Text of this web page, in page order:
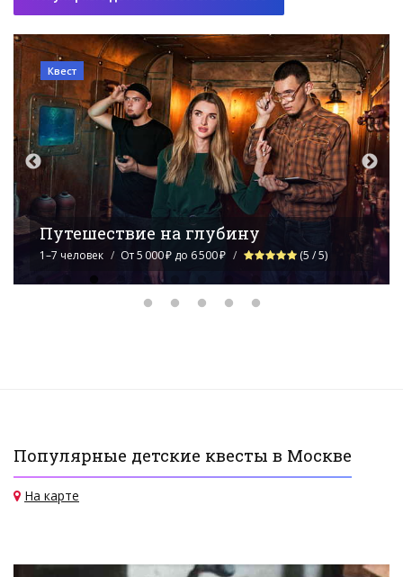
Квест
Либерия
2–5 человек От 5 000 ₽ до 6 500 ₽ (5 / 5)
Популярные детские квесты в Москве
На карте